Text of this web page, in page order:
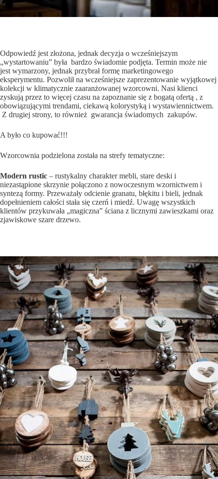
Odpowiedź jest złożona, jednak decyzja o wcześniejszym
„wystartowaniu” była bardzo świadomie podjęta. Termin może nie
jest wymarzony, jednak przybrał formę marketingowego
eksperymentu. Pozwolił na wcześniejsze zaprezentowanie wyjątkowej
kolekcji w klimatycznie zaaranżowanej wzorcowni. Nasi klienci
zyskują przez to więcej czasu na zapoznanie się z bogatą ofertą , z
obowiązującymi trendami, ciekawą kolorystyką i wystawiennictwem.
Z drugiej strony, to również gwarancja świadomych zakupów.
A było co kupować!!!
Wzorcownia podzielona została na strefy tematyczne:
Modern rustic – rustykalny charakter mebli, stare deski i
niezastąpione skrzynie połączono z nowoczesnym wzornictwem i
syntezą formy. Przeważały odcienie granatu, błękitu i bieli, jednak
dopełnieniem całości stała się czerń i miedź. Uwagę wszystkich
klientów przykuwała „magiczna” ściana z licznymi zawieszkami oraz
zjawiskowe szare drzewo.